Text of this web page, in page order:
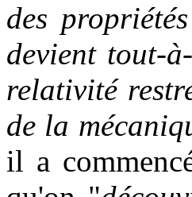
des
devient tout-
relativité
de la
il a